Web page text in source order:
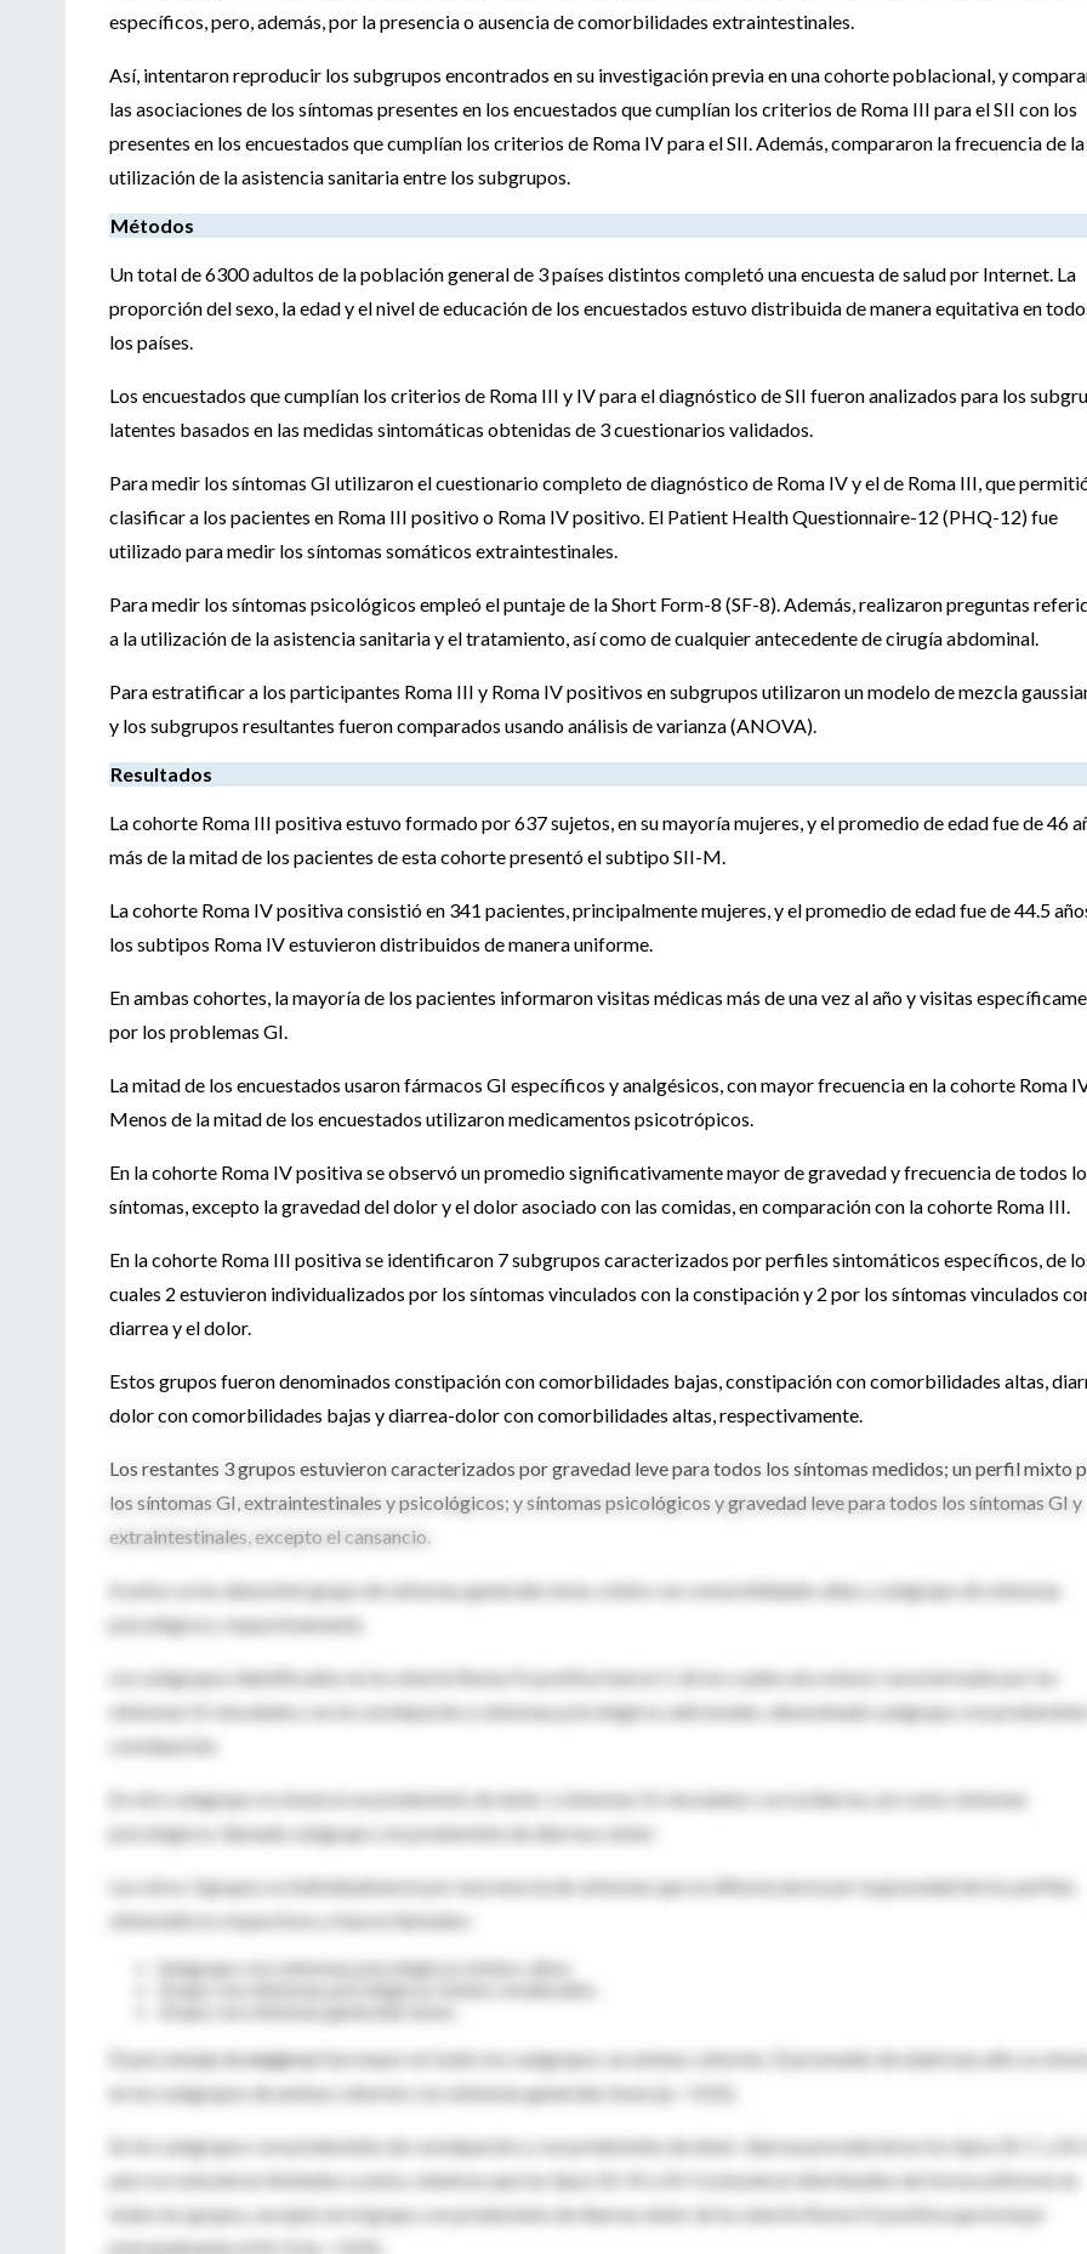
específicos, pero, además, por la presencia o ausencia de comorbilidades extraintestinales.
Así, intentaron reproducir los subgrupos encontrados en su investigación previa en una cohorte poblacional, y
las asociaciones de los síntomas presentes en los encuestados que cumplían los criterios de Roma III para el SII con los
presentes en los encuestados que cumplían los criterios de Roma IV para el SII. Además, compararon la frecuencia de la
utilización de la asistencia sanitaria entre los subgrupos.
Métodos
Un total de 6300 adultos de la población general de 3 países distintos completó una encuesta de salud por Internet. La
proporción del sexo, la edad y el nivel de educación de los encuestados estuvo distribuida de manera equitativa en
los países.
Los encuestados que cumplían los criterios de Roma III y IV para el diagnóstico de SII fueron analizados para los
latentes basados en las medidas sintomáticas obtenidas de 3 cuestionarios validados.
Para medir los síntomas GI utilizaron el cuestionario completo de diagnóstico de Roma IV y el de Roma III, que
clasificar a los pacientes en Roma III positivo o Roma IV positivo. El Patient Health Questionnaire-12 (PHQ-12) fue
utilizado para medir los síntomas somáticos extraintestinales.
Para medir los síntomas psicológicos empleó el puntaje de la Short Form-8 (SF-8). Además, realizaron preguntas
a la utilización de la asistencia sanitaria y el tratamiento, así como de cualquier antecedente de cirugía abdominal.
Para estratificar a los participantes Roma III y Roma IV positivos en subgrupos utilizaron un modelo de mezcla
y los subgrupos resultantes fueron comparados usando análisis de varianza (ANOVA).
Resultados
La cohorte Roma III positiva estuvo formado por 637 sujetos, en su mayoría mujeres, y el promedio de edad fue de 46
más de la mitad de los pacientes de esta cohorte presentó el subtipo SII-M.
La cohorte Roma IV positiva consistió en 341 pacientes, principalmente mujeres, y el promedio de edad fue de 44.5
los subtipos Roma IV estuvieron distribuidos de manera uniforme.
En ambas cohortes, la mayoría de los pacientes informaron visitas médicas más de una vez al año y visitas
por los problemas GI.
La mitad de los encuestados usaron fármacos GI específicos y analgésicos, con mayor frecuencia en la cohorte Roma
Menos de la mitad de los encuestados utilizaron medicamentos psicotrópicos.
En la cohorte Roma IV positiva se observó un promedio significativamente mayor de gravedad y frecuencia de todos
síntomas, excepto la gravedad del dolor y el dolor asociado con las comidas, en comparación con la cohorte Roma III.
En la cohorte Roma III positiva se identificaron 7 subgrupos caracterizados por perfiles sintomáticos específicos, de
cuales 2 estuvieron individualizados por los síntomas vinculados con la constipación y 2 por los síntomas vinculados
diarrea y el dolor.
Estos grupos fueron denominados constipación con comorbilidades bajas, constipación con comorbilidades altas,
dolor con comorbilidades bajas y diarrea-dolor con comorbilidades altas, respectivamente.
Los restantes 3 grupos estuvieron caracterizados por gravedad leve para todos los síntomas medidos; un perfil mixto
los síntomas GI, extraintestinales y psicológicos; y síntomas psicológicos y gravedad leve para todos los síntomas GI y
extraintestinales, excepto el cansancio.
A estos se los denominó grupo de síntomas generales leves, mixto con comorbilidades altas y subgrupo de síntomas
psicológicos, respectivamente.
Los subgrupos identificados en la cohorte Roma IV positiva fueron 5, de los cuales uno estuvo caracterizado por los
síntomas GI vinculados con la constipación y síntomas psicológicos adicionales, denominado subgrupo con
constipación.
En otro subgrupo se observó un predominio de dolor y síntomas GI vinculados con la diarrea, así como síntomas
psicológicos, llamado subgrupo con predominio de diarrea y dolor.
Los otros 3 grupos se individualizaron por una mezcla de síntomas que se diferenciaron por la gravedad de los perfiles
sintomáticos respectivos y fueron llamados:
Subgrupo con síntomas psicológicos mixtos-altos.
Grupo con síntomas psicológicos mixtos-moderados.
El porcentaje demujeres fue mayor en todos los subgrupos, en ambas cohortes. El promedio de edad más alto se
en los subgrupos de ambas cohortes con síntomas generales leves (p < 0.01).
En los subgrupos con predominio de constipación y con predominio de dolor-diarrea prevalecieron los tipos SII-C y SII-
pero no estuvieron limitados a estos, mientras que los tipos SII-M y SII-S estuvieron distribuidos de forma uniforme en
todos los grupos, excepto en el grupo con predominio de diarrea-dolor de la cohorte Roma IV positiva que incluyó
principalmente el SII-D (p < 0.01).